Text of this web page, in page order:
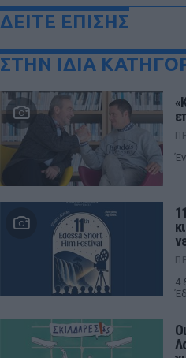
ΔΕΙΤΕ ΕΠΙΣΗΣ
ΣΤΗΝ ΙΔΙΑ
4